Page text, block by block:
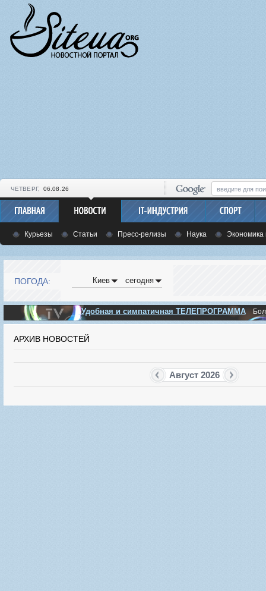
ЧЕТВЕРГ, 06.08.26
Курьезы Статьи Пресс-релизы Наука
ПОГОДА: Киев сегодня
Удобная и симпатичная ТЕЛЕПРОГРАММА
АРХИВ НОВОСТЕЙ
Август 2026